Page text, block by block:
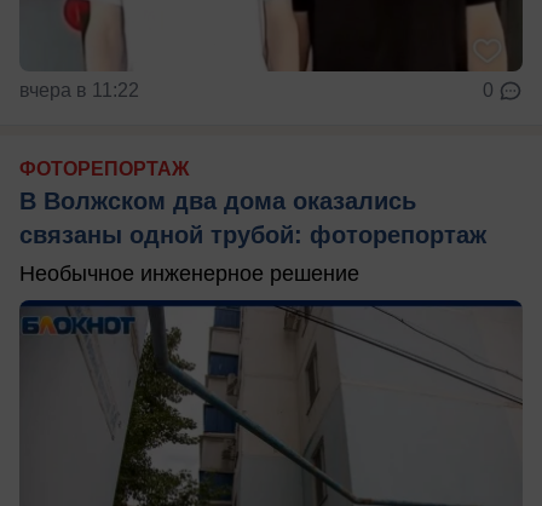
вчера в 11:22 0
ФОТОРЕПОРТАЖ
В Волжском два дома оказались
связаны одной трубой: фоторепортаж
Необычное инженерное решение